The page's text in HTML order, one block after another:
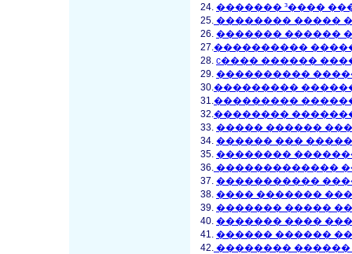
24. ������� ³����
25. �������� �����
26. ������� ������
27.����������
28. ϲ���� ������
29. ����������
30.���������
31.���������
32.��������
33. ����� ������
34. ������ ���
35. ��������
36. �������������
37. �����������
38. ���� �������
39. ������� �����
40. ������� ����
41. ������ ������
42. ��������